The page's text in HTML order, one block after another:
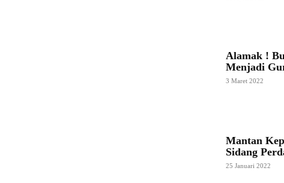
Alamak !
Menjadi
3 Maret 2022
Mantan
Sidang
25 Januari 2022